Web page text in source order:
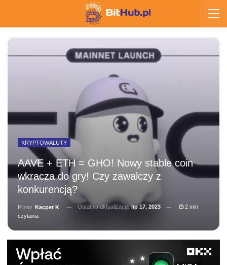
KRYPTOWALUTY
AAVE + ETH = GHO! Nowy stable coin
wkracza do gry! Czy zawalczy z
konkurencją?
Przez Kacper K Ostatnia aktualizacjalip 17, 2023
2 min
czytania